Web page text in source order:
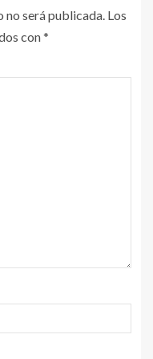
será publicada. Los
con*